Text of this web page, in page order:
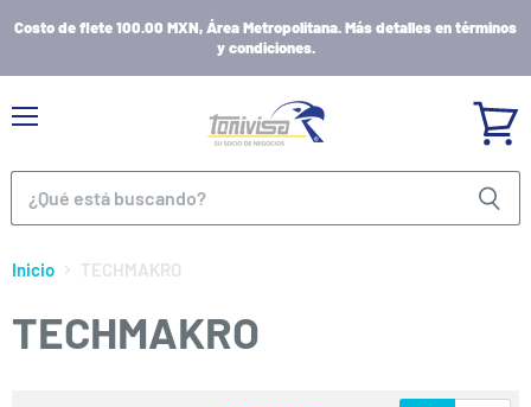
Costo de flete 100.00 MXN, Área Metropolitana. Más detalles en términos
y condiciones.
carrito
Inicio TECHMAKRO
TECHMAKRO